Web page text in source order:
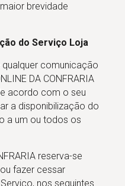
brevidade
do Serviço Loja
comunicação
DA CONFRARIA
acordo com o seu
a disponibilização do
a um ou todos os
reserva-se
fazer cessar
nos seguintes